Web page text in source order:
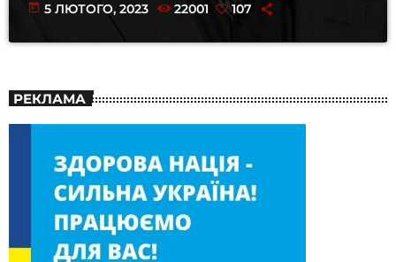
today 5 ЛЮТОГО, 2023 22001 107
РЕКЛАМА